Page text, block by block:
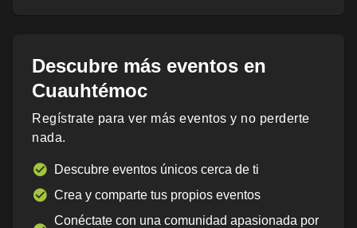
Descubre más eventos en
Cuauhtémoc
Regístrate para ver más eventos y no perderte
nada.
Descubre eventos únicos cerca de ti
Crea y comparte tus propios eventos
Conéctate con una comunidad apasionada por